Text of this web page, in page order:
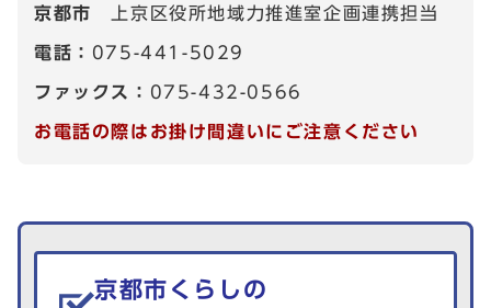
京都市 上京区役所地域力推進室企画連携担当
電話： 075-441-5029
ファックス： 075-432-0566
お電話の際はお掛け間違いにご注意ください
生活情報を探す
京都市くらしの